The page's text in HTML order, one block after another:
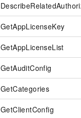
GetAppLicenseKey
GetAppLicenseList
GetAuditConfig
GetCategories
GetClientConfig